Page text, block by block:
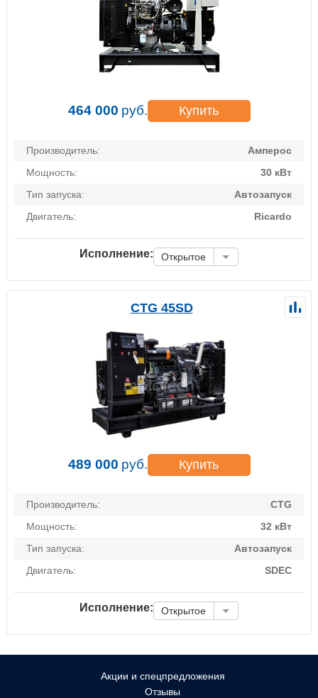
464 000 руб. Купить
Производитель:
Амперос
Мощность:
30 кВт
Тип запуска:
Автозапуск
Двигатель:
Ricardo
Исполнение: Открытое
CTG 45SD
489 000 руб. Купить
Производитель:
CTG
Мощность:
32 кВт
Тип запуска:
Автозапуск
Двигатель:
SDEC
Исполнение: Открытое
Акции и спецпредложения
Отзывы